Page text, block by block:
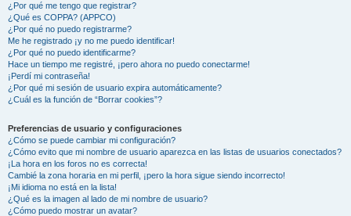
¿Por qué me tengo que registrar?
¿Qué es COPPA? (APPCO)
¿Por qué no puedo registrarme?
Me he registrado ¡y no me puedo identificar!
¿Por qué no puedo identificarme?
Hace un tiempo me registré, ¡pero ahora no puedo conectarme!
¡Perdí mi contraseña!
¿Por qué mi sesión de usuario expira automáticamente?
¿Cuál es la función de “Borrar cookies”?
Preferencias de usuario y configuraciones
¿Cómo se puede cambiar mi configuración?
¿Cómo evito que mi nombre de usuario aparezca en las listas de usuarios conectados?
¡La hora en los foros no es correcta!
Cambié la zona horaria en mi perfil, ¡pero la hora sigue siendo incorrecto!
¡Mi idioma no está en la lista!
¿Qué es la imagen al lado de mi nombre de usuario?
¿Cómo puedo mostrar un avatar?